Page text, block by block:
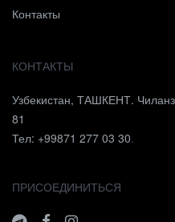
Контакты
КОНТАКТЫ
Узбекистан, ТАШКЕНТ.
81
Тел: +99871 277 03 30.
ПРИСОЕДИНИТЬСЯ